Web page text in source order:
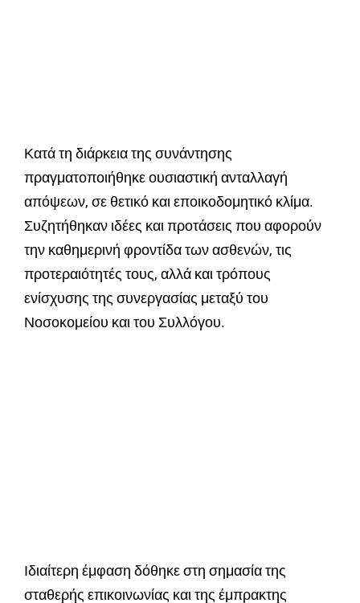
Κατά τη διάρκεια της συνάντησης
πραγματοποιήθηκε ουσιαστική ανταλλαγή
απόψεων, σε θετικό και εποικοδομητικό κλίμα.
Συζητήθηκαν ιδέες και προτάσεις που αφορούν
την καθημερινή φροντίδα των ασθενών, τις
προτεραιότητές τους, αλλά και τρόπους
ενίσχυσης της συνεργασίας μεταξύ του
Νοσοκομείου και του Συλλόγου.
Ιδιαίτερη έμφαση δόθηκε στη σημασία της
σταθερής επικοινωνίας και της έμπρακτης